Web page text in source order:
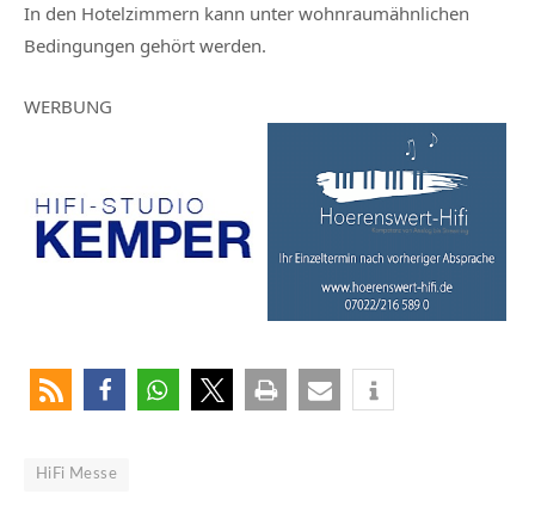
In den Hotelzimmern kann unter wohnraumähnlichen
Bedingungen gehört werden.
WERBUNG
HiFi Messe